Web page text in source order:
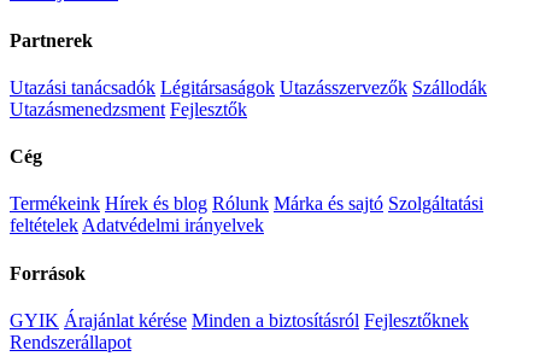
Partnerek
Utazási tanácsadók Légitársaságok Utazásszervezők Szállodák
Utazásmenedzsment Fejlesztők
Cég
Termékeink Hírek és blog Rólunk Márka és sajtó Szolgáltatási
feltételek Adatvédelmi irányelvek
Források
GYIK Árajánlat kérése Minden a biztosításról Fejlesztőknek
Rendszerállapot